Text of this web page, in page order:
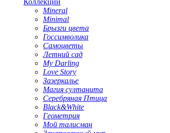
Коллекции
Mineral
Minimal
Брызги цвета
Госсимволика
Самоцветы
Летний сад
My Darling
Love Story
Зазеркалье
Магия султанита
Серебряная Птица
Black&White
Геометрия
Мой талисман